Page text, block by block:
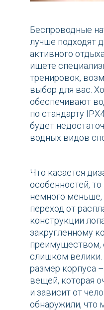
Беспроводные
лучше подходят
активного
ищете
тренировок,
выбор для вас.
обеспечивают
по стандарту
будет
водных видов
Что касается
особенностей,
немного меньше,
переход от
конструкции
закругленному
преимуществом,
слишком велики.
размер корпуса
вещей, которая
и зависит от
обнаружили, что